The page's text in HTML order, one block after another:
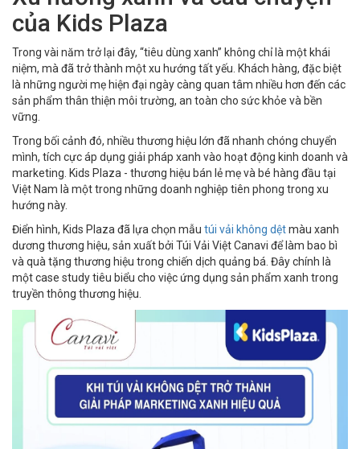
của Kids Plaza
Trong vài năm trở lại đây, “tiêu dùng xanh” không chỉ là một khái
niệm, mà đã trở thành một xu hướng tất yếu. Khách hàng, đặc biệt
là những người mẹ hiện đại ngày càng quan tâm nhiều hơn đến các
sản phẩm thân thiện môi trường, an toàn cho sức khỏe và bền
vững.
Trong bối cảnh đó, nhiều thương hiệu lớn đã nhanh chóng chuyển
mình, tích cực áp dụng giải pháp xanh vào hoạt động kinh doanh và
marketing. Kids Plaza - thương hiệu bán lẻ mẹ và bé hàng đầu tại
Việt Nam là một trong những doanh nghiệp tiên phong trong xu
hướng này.
Điển hình, Kids Plaza đã lựa chọn mẫu túi vải không dệtmàu xanh
dương thương hiệu, sản xuất bởi Túi Vải Việt Canavi để làm bao bì
và quà tặng thương hiệu trong chiến dịch quảng bá. Đây chính là
một case study tiêu biểu cho việc ứng dụng sản phẩm xanh trong
truyền thông thương hiệu.